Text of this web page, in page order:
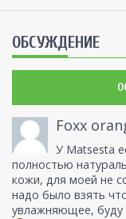
ОБСУЖДЕНИЕ
Foxx
У Matsesta
полностью
кожи, для моей не
надо было взять
увлажняющее, буду